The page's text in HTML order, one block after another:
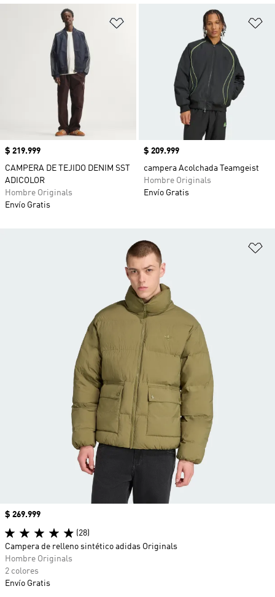
Añadir a la lista de deseos
Precio
$ 219.999
CAMPERA DE TEJIDO DENIM SST
ADICOLOR
Hombre Originals
Envío Gratis
Precio
$ 209.999
campera Acolchada Teamgeist
Hombre Originals
Envío Gratis
Precio
$ 269.999
(28)
Campera de relleno sintético adidas Originals
Hombre Originals
2 colores
Envío Gratis